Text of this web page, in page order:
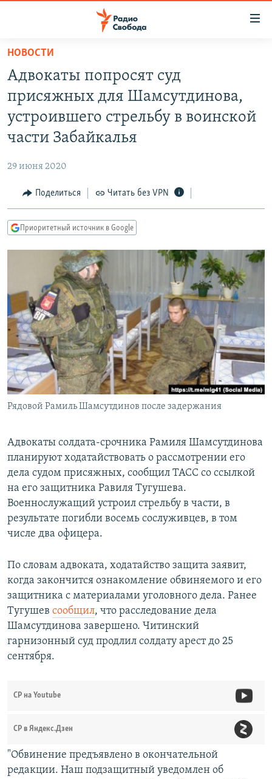
упрощенного
доступа
основному
содержанию
навигации
Вернутся
ПОДКАСТЫ
АВТОРСКИЕ ПРОЕКТЫ
ЦИТАТЫ СВОБОДЫ
IDEL.РЕАЛИИ
КАВКАЗ.РЕАЛИИ
СИБИРЬ.РЕАЛИИ
РАСПИСАНИЕ ВЕЩАНИЯ
ПОДПИШИТЕСЬ НА РАССЫЛКУ
СОЦИАЛЬНЫЕ СЕТИ
НОВОСТИ
Адвокаты попросят суд
присяжных для Шамсутдинова,
устроившего стрельбу в воинской
части Забайкалья
29 июня 2020
Поделиться Читать без VPN
Приоритетный источник в Google
Рядовой Рамиль Шамсутдинов после задержания
Адвокаты солдата-срочника Рамиля Шамсутдинова
планируют ходатайствовать о рассмотрении его
дела судом присяжных, сообщил ТАСС со ссылкой
на его защитника Равиля Тугушева.
Военнослужащий устроил стрельбу в части, в
результате погибли восемь сослуживцев, в том
числе два офицера.
По словам адвоката, ходатайство защита заявит,
когда закончится ознакомление обвиняемого и его
защитника с материалами уголовного дела. Ранее
Тугушев сообщил, что расследование дела
Шамсутдинова завершено. Читинский
гарнизонный суд продлил солдату арест до 25
сентября.
СР на Youtube
СР в Яндекс.Дзен
"Обвинение предъявлено в окончательной
редакции. Наш подзащитный уведомлен об